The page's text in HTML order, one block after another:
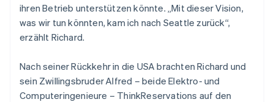
ihren Betrieb unterstützen könnte. „Mit dieser Vision,
was wir tun könnten, kam ich nach Seattle zurück“,
erzählt Richard.
Nach seiner Rückkehr in die USA brachten Richard und
sein Zwillingsbruder Alfred – beide Elektro- und
Computeringenieure – ThinkReservations auf den